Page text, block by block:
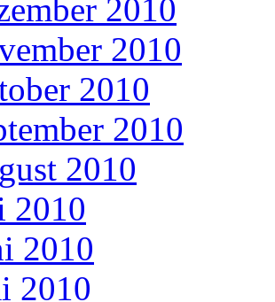
2010
2010
2010
2010
2010
2010
2010
2010